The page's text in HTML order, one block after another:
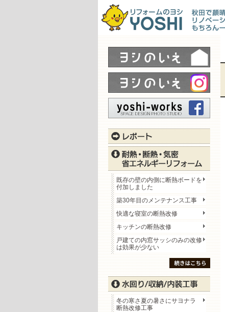
既存の壁の内側に断熱ボードを
付加しました
築30年目のメンテナンス工事
快適な寝室の断熱改修
キッチンの断熱改修
戸建ての内窓サッシのみの改修
は効果が少ない
冬の寒さ夏の暑さにサヨナラ
断熱改修工事